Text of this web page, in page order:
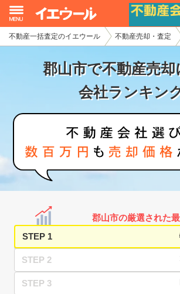
不動産一括査定のイエウール 不動産売却・査定
郡山市で不動産売却
会社ランキン
郡山市の厳選された
STEP 1
STEP 2
STEP 3
イエウール加盟希望の不動産会社様
初めての方へ
不動産の売却・一括査定
家査定シミュレーター
お問い合わせ